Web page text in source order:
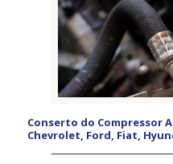
Conserto do Compressor
Chevrolet, Ford, Fiat,